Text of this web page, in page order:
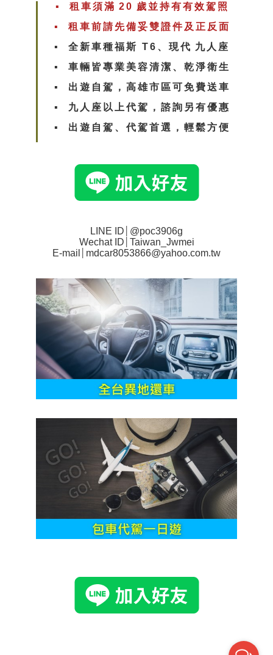
▪︎ 租車須滿 20 歲並持有有效駕照
▪︎ 租車前請先備妥雙證件及正反面
▪︎ 全新車種福斯 T6、現代 九人座
▪︎ 車輛皆專業美容清潔、乾淨衛生
▪︎ 出遊自駕，高雄市區可免費送車
▪︎ 九人座以上代駕，諮詢另有優惠
▪︎ 出遊自駕、代駕首選，輕鬆方便
LINE ID
@poc3906g
Wechat ID Taiwan_Jwmei
E-mail
mdcar8053866@yahoo.com.tw